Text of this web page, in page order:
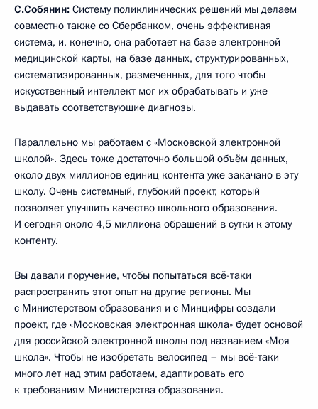
С.Собянин: Систему поликлинических решений мы делаем
совместно также со Сбербанком, очень эффективная
система, и, конечно, она работает на базе электронной
медицинской карты, на базе данных, структурированных,
систематизированных, размеченных, для того чтобы
искусственный интеллект мог их обрабатывать и уже
выдавать соответствующие диагнозы.
Параллельно мы работаем с «Московской электронной
школой». Здесь тоже достаточно большой объём данных,
около двух миллионов единиц контента уже закачано в эту
школу. Очень системный, глубокий проект, который
позволяет улучшить качество школьного образования.
И сегодня около 4,5 миллиона обращений в сутки к этому
контенту.
Вы давали поручение, чтобы попытаться всё-таки
распространить этот опыт на другие регионы. Мы
с Министерством образования и с Минцифры создали
проект, где «Московская электронная школа» будет основой
для российской электронной школы под названием «Моя
школа». Чтобы не изобретать велосипед – мы всё-таки
много лет над этим работаем, адаптировать его
к требованиям Министерства образования.